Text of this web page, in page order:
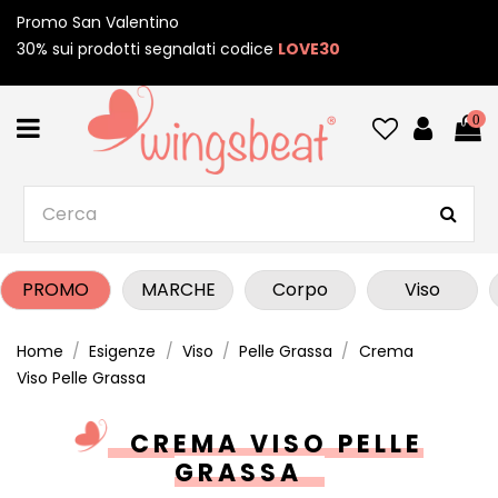
Promo San Valentino
30% sui prodotti segnalati codice LOVE30
0
PROMO MARCHE Corpo Viso
Home Esigenze Viso Pelle Grassa
Crema
Viso Pelle Grassa
CREMA VISO PELLE
GRASSA